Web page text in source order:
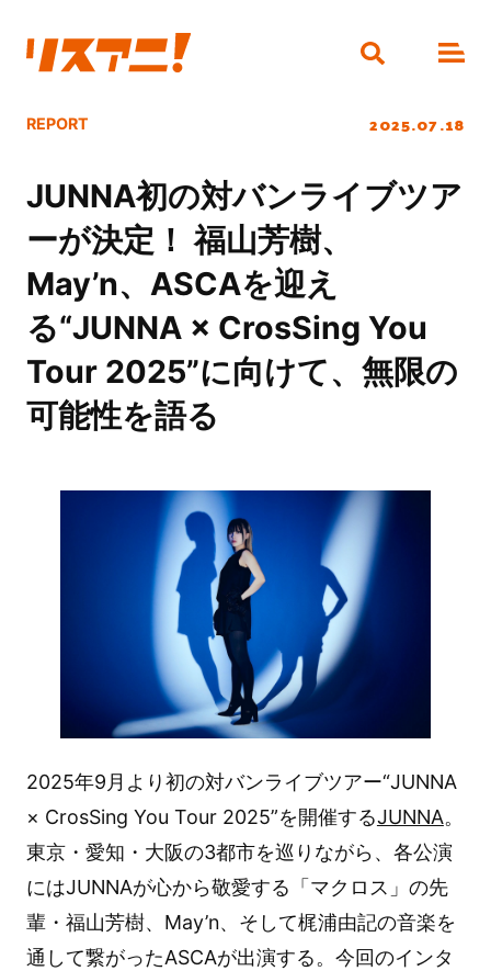
REPORT 2025.07.18
JUNNA初の対バンライブツア
ーが決定！ 福山芳樹、
May’n、ASCAを迎え
る“JUNNA × CrosSing You
Tour 2025”に向けて、無限の
可能性を語る
2025年9月より初の対バンライブツアー“JUNNA
× CrosSing You Tour 2025”を開催するJUNNA。
東京・愛知・大阪の3都市を巡りながら、各公演
にはJUNNAが心から敬愛する「マクロス」の先
輩・福山芳樹、May’n、そして梶浦由記の音楽を
通して繋がったASCAが出演する。今回のインタ